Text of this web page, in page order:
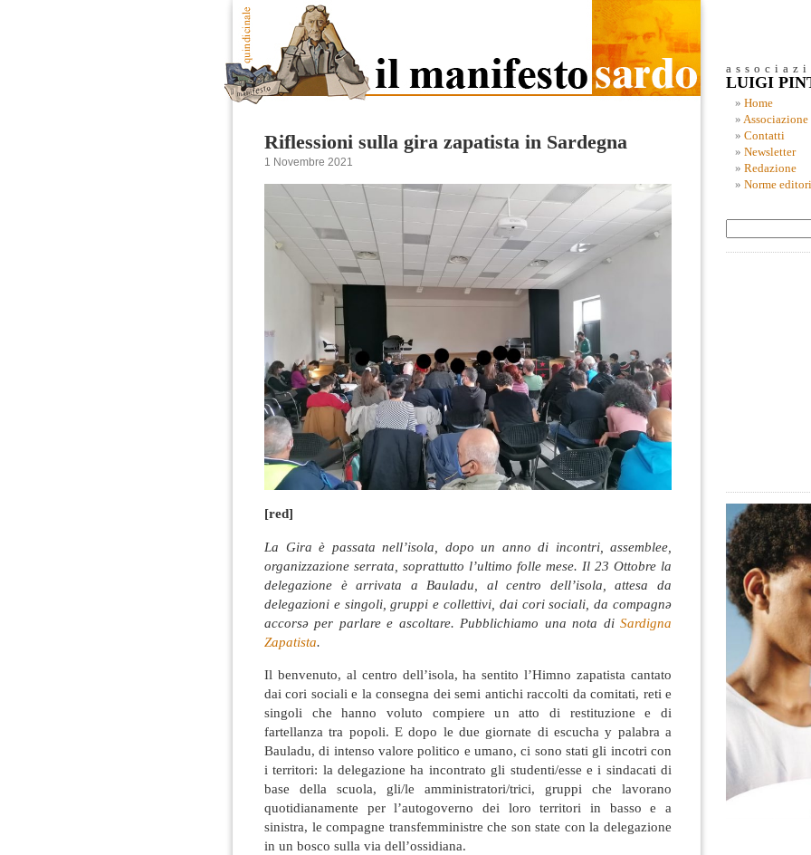
Riflessioni sulla gira zapatista in Sardegna
1 Novembre 2021
[red]
La Gira è passata nell’isola, dopo un anno di incontri, assemblee,
organizzazione serrata, soprattutto l’ultimo folle mese. Il 23 Ottobre la
delegazione è arrivata a Bauladu, al centro dell’isola, attesa da
delegazioni e singoli, gruppi e collettivi, dai cori sociali, da compagnə
accorsə per parlare e ascoltare. Pubblichiamo una nota di Sardigna
Zapatista.
Il benvenuto, al centro dell’isola, ha sentito l’Himno zapatista cantato
dai cori sociali e la consegna dei semi antichi raccolti da comitati, reti e
singoli che hanno voluto compiere un atto di restituzione e di
fartellanza tra popoli. E dopo le due giornate di escucha y palabra a
Bauladu, di intenso valore politico e umano, ci sono stati gli incotri con
i territori: la delegazione ha incontrato gli studenti/esse e i sindacati di
base della scuola, gli/le amministratori/trici, gruppi che lavorano
quotidianamente per l’autogoverno dei loro territori in basso e a
sinistra, le compagne transfemministre che son state con la delegazione
in un bosco sulla via dell’ossidiana.
LUIGI
Home
Associazione
Contatti
Newsletter
Redazione
Norme